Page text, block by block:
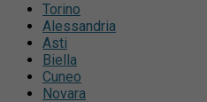
Torino
Alessandria
Asti
Biella
Cuneo
Novara